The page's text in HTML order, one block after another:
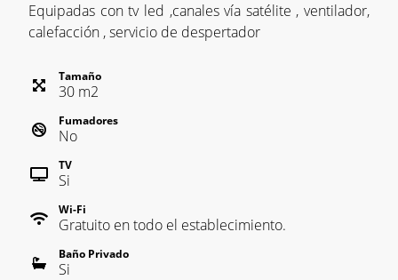
Equipadas con tv led ,canales vía satélite , ventilador,
calefacción , servicio de despertador
Tamaño
30 m2
Fumadores
No
TV
Si
Wi-Fi
Gratuito en todo el establecimiento.
Baño Privado
Si